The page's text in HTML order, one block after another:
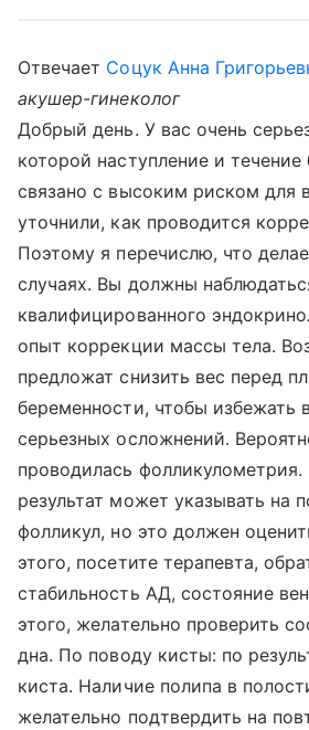
Отвечает Соцук Анна
акушер-гинеколог
Добрый день. У вас очень
которой наступление и
связано с высоким риском для
уточнили, как проводится
Поэтому я перечислю, что
случаях. Вы должны
квалифицированного
опыт коррекции массы тела.
предложат снизить вес перед
беременности, чтобы избежать
серьезных осложнений.
проводилась фолликулометрия.
результат может указывать на
фолликул, но это должен
этого, посетите терапевта,
стабильность АД, состояние
этого, желательно проверить
дна. По поводу кисты: по
киста. Наличие полипа в
желательно подтвердить на